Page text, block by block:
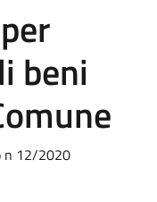
beni
n 12/2020